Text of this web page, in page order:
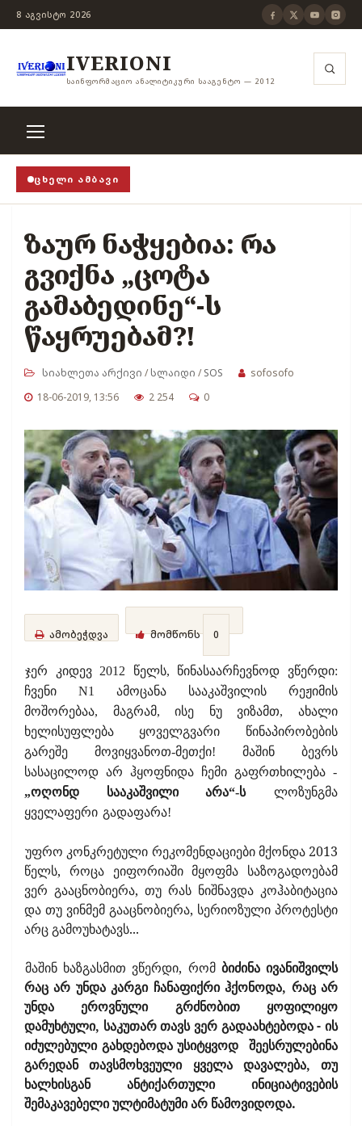
8 ᲐᲒᲕᲘᲡᲢᲝ 2026
IVERIONI
ᲡᲐᲘᲜᲤᲝᲠᲛᲐᲪᲘᲝ ᲐᲜᲐᲚᲘᲢᲘᲙᲣᲠᲘ ᲡᲐᲐᲒᲔᲜᲢᲝ — 2012
ᲪᲮᲔᲚᲘ ᲐᲛᲑᲐᲕᲘ
ჭანჭიკი მოშლილია, ცენზურა უნდა
ზაურ ნაჭყებია: რა
გვიქნა „ცოტა
გამაბედინე“-ს
წაყრუებამ?!
სიახლეთა არქივი /სლაიდი /SOS
sofosofo
18-06-2019, 13:56
2 254 0
ამობეჭდვა მომწონს 0
ჯერ კიდევ 2012 წელს, წინასაარჩევნოდ ვწერდი:
ჩვენი N1 ამოცანა სააკაშვილის რეჟიმის
მოშორებაა, მაგრამ, ისე ნუ ვიზამთ, ახალი
ხელისუფლება ყოველგვარი წინაპირობების
გარეშე მოვიყვანოთ-მეთქი! მაშინ ბევრს
სასაცილოდ არ ჰყოფნიდა ჩემი გაფრთხილება -
„ოღონდ სააკაშვილი არა“-ს ლოზუნგმა
ყველაფერი გადაფარა!
უფრო კონკრეტული რეკომენდაციები მქონდა 2013
წელს, როცა ეიფორიაში მყოფმა საზოგადოებამ
ვერ გააცნობიერა, თუ რას ნიშნავდა კოჰაბიტაცია
და თუ ვინმემ გააცნობიერა, სერიოზული პროტესტი
არც გამოუხატავს...
მაშინ ხაზგასმით ვწერდი, რომ ბიძინა ივანიშვილს
რაც არ უნდა კარგი ჩანაფიქრი ჰქონოდა, რაც არ
უნდა ეროვნული გრძნობით ყოფილიყო
დამუხტული, საკუთარ თავს ვერ გადაახტებოდა - ის
იძულებული გახდებოდა უსიტყვოდ შეესრულებინა
გარედან თავსმოხვეული ყველა დავალება, თუ
ხალხისგან ანტიქართული ინიციატივების
შემაკავებელი ულტიმატუმი არ წამოვიდოდა.